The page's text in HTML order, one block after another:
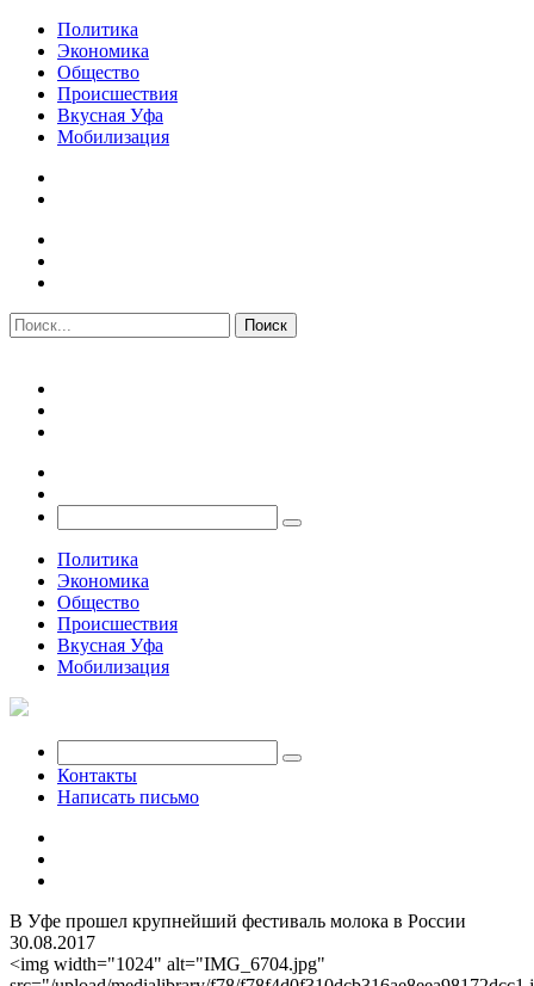
Политика
Экономика
Общество
Происшествия
Вкусная Уфа
Мобилизация
Политика
Экономика
Общество
Происшествия
Вкусная Уфа
Мобилизация
Контакты
Написать письмо
В Уфе прошел крупнейший фестиваль молока в России
30.08.2017
<img width="1024" alt="IMG_6704.jpg"